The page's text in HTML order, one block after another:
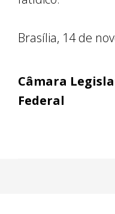
Brasília, 14 de
Câmara
Federal